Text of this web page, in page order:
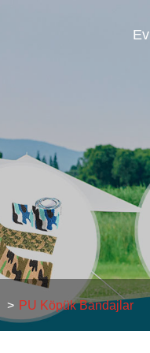
Ev
PU Köpük Bandajlar